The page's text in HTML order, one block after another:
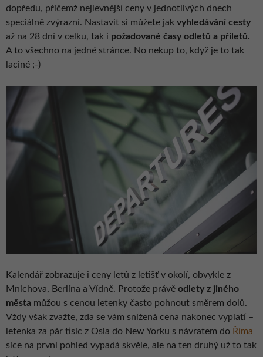
dopředu, přičemž nejlevnější ceny v jednotlivých dnech
speciálně zvýrazní. Nastavit si můžete jak vyhledávání cesty
až na 28 dní v celku, tak i požadované časy odletů a příletů.
A to všechno na jedné stránce. No nekup to, když je to tak
laciné ;-)
Kalendář zobrazuje i ceny letů z letišť v okolí, obvykle z
Mnichova, Berlína a Vídně. Protože právě odlety z jiného
města můžou s cenou letenky často pohnout směrem dolů.
Vždy však zvažte, zda se vám snížená cena nakonec vyplatí –
letenka za pár tisíc z Osla do New Yorku s návratem do Říma
sice na první pohled vypadá skvěle, ale na ten druhý už to tak